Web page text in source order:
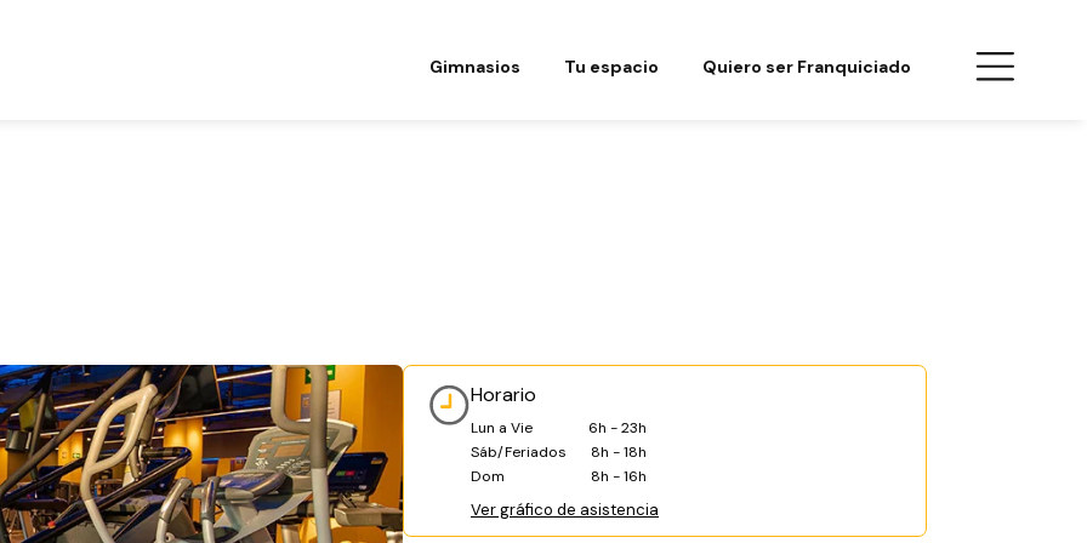
Gimnasios Tu espacio Quiero ser Franquiciado
Horario
Lun a Vie
6h - 23h
Sáb/Feriados
8h - 18h
Dom
8h - 16h
Ver gráfico de asistencia